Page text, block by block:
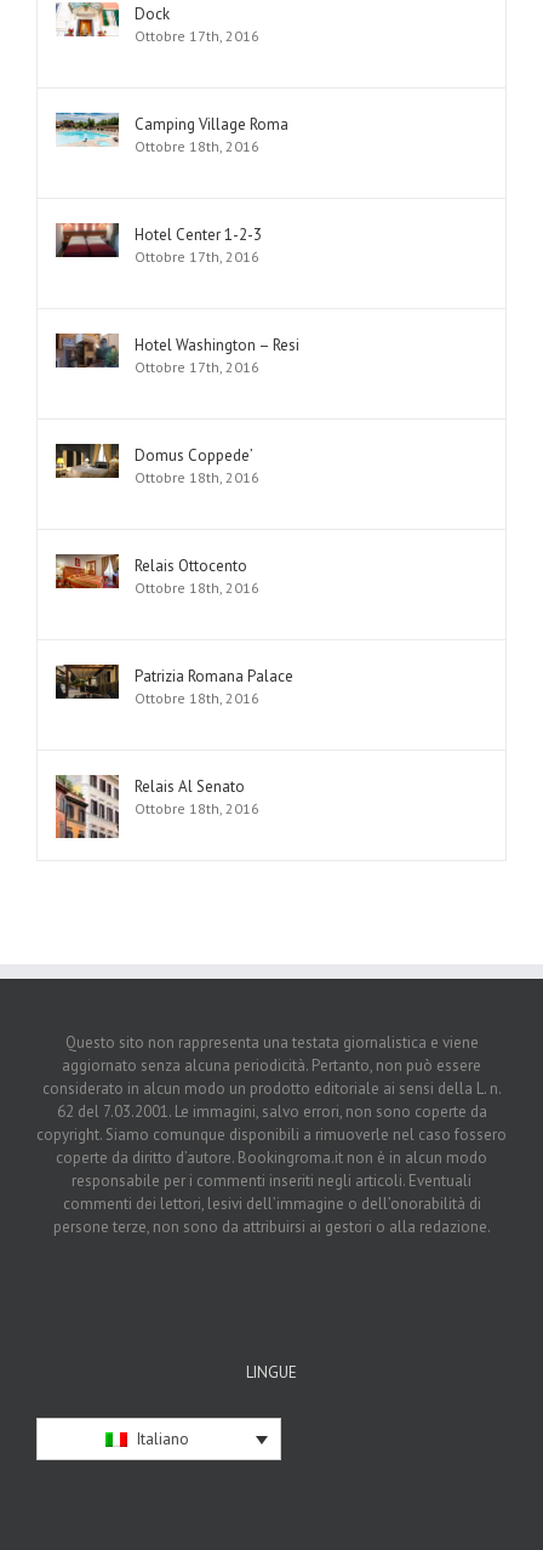
Dock
Ottobre 17th, 2016
Camping Village Roma
Ottobre 18th, 2016
Hotel Center 1-2-3
Ottobre 17th, 2016
Hotel Washington – Resi
Ottobre 17th, 2016
Domus Coppede’
Ottobre 18th, 2016
Relais Ottocento
Ottobre 18th, 2016
Patrizia Romana Palace
Ottobre 18th, 2016
Relais Al Senato
Ottobre 18th, 2016
Questo sito non rappresenta una testata giornalistica e viene
aggiornato senza alcuna periodicità. Pertanto, non può essere
considerato in alcun modo un prodotto editoriale ai sensi della L. n.
62 del 7.03.2001. Le immagini, salvo errori, non sono coperte da
copyright. Siamo comunque disponibili a rimuoverle nel caso fossero
coperte da diritto d’autore. Bookingroma.it non è in alcun modo
responsabile per i commenti inseriti negli articoli. Eventuali
commenti dei lettori, lesivi dell’immagine o dell’onorabilità di
persone terze, non sono da attribuirsi ai gestori o alla redazione.
LINGUE
Italiano